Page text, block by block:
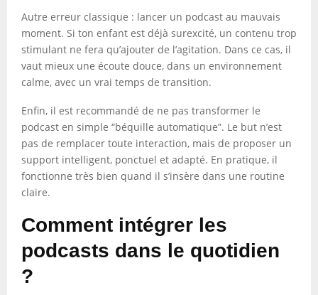
Autre erreur classique : lancer un podcast au mauvais
moment. Si ton enfant est déjà surexcité, un contenu trop
stimulant ne fera qu’ajouter de l’agitation. Dans ce cas, il
vaut mieux une écoute douce, dans un environnement
calme, avec un vrai temps de transition.
Enfin, il est recommandé de ne pas transformer le
podcast en simple “béquille automatique”. Le but n’est
pas de remplacer toute interaction, mais de proposer un
support intelligent, ponctuel et adapté. En pratique, il
fonctionne très bien quand il s’insère dans une routine
claire.
Comment intégrer les
podcasts dans le quotidien
?